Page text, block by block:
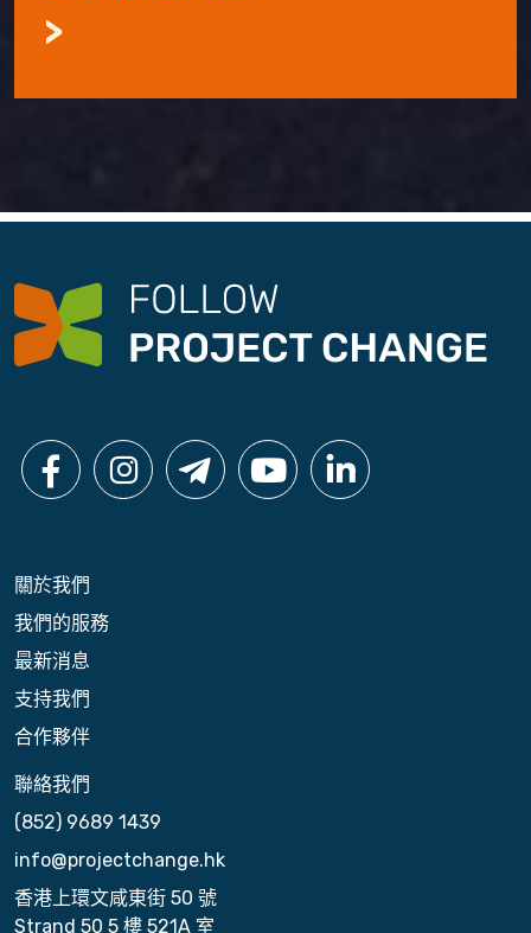
>
關於我們
我們的服務
最新消息
支持我們
合作夥伴
聯絡我們
(852) 9689 1439
info@projectchange.hk
香港上環文咸東街 50 號
Strand 50 5 樓 521A 室